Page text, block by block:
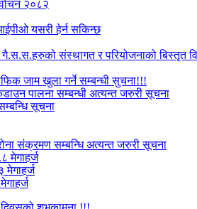
२०८२
यसरी हेर्न सकिन्छ
गै.स.स.हरुको संस्थागत र परियोजनाको बिस्तृत
जाम खुला गर्ने सम्बन्धी सुचना!!!
पालना सम्बन्धी अत्यन्त जरुरी सूचना
सूचना
संक्रमण सम्बन्धि अत्यन्त जरुरी सूचना
मेगाहर्ज